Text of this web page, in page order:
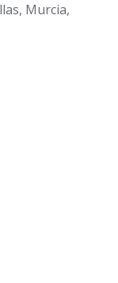
Murcia,